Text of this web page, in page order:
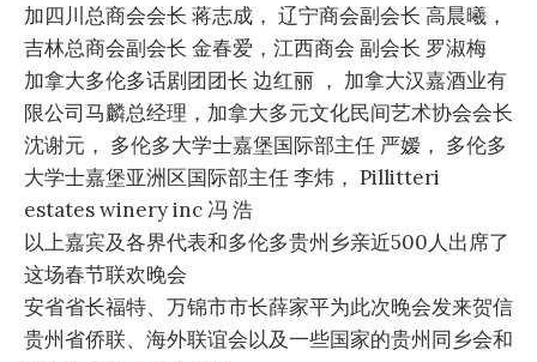
加四川总商会会长 蒋志成， 辽宁商会副会长 高晨曦，
吉林总商会副会长 金春爱，江西商会 副会长 罗淑梅
加拿大多伦多话剧团团长 边红丽 ， 加拿大汉嘉酒业有
限公司马麟总经理，加拿大多元文化民间艺术协会会长
沈谢元， 多伦多大学士嘉堡国际部主任 严嫒， 多伦多
大学士嘉堡亚洲区国际部主任 李炜， Pillitteri
estates winery inc 冯 浩
以上嘉宾及各界代表和多伦多贵州乡亲近500人出席了
这场春节联欢晚会
安省省长福特、万锦市市长薛家平为此次晚会发来贺信
贵州省侨联、海外联谊会以及一些国家的贵州同乡会和